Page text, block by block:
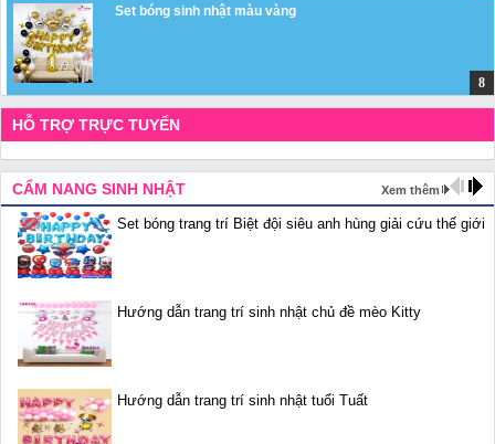
Set bóng sinh nhật màu vàng
HỖ TRỢ TRỰC TUYẾN
CẨM NANG SINH NHẬT Xem thêm
Set bóng trang trí Biệt đội siêu anh hùng giải cứu thế giới
Hướng dẫn trang trí sinh nhật chủ đề mèo Kitty
Hướng dẫn trang trí sinh nhật tuổi Tuất